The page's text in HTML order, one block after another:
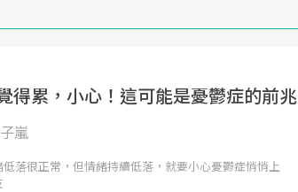
得累，小心！這可能是憂鬱症的前兆
嵐
落很正常，但情緒持續低落，就要小心憂鬱症悄悄上